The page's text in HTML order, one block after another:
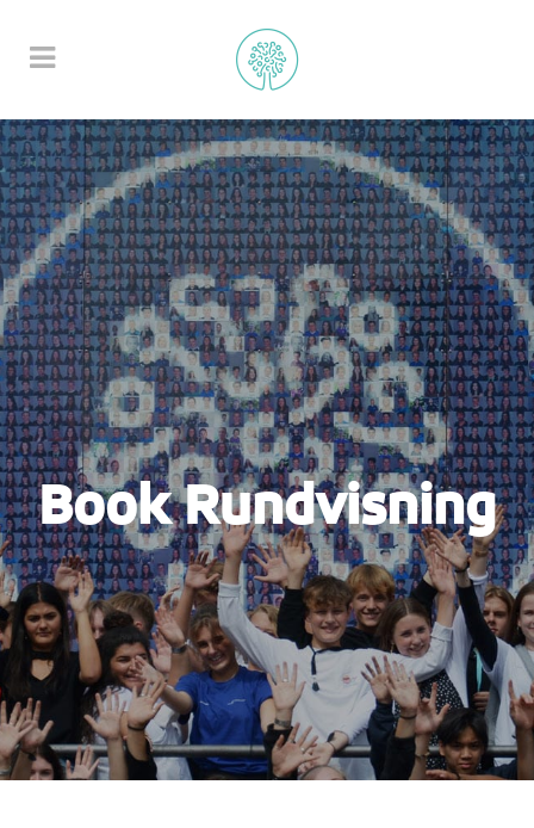
Book Rundvisning